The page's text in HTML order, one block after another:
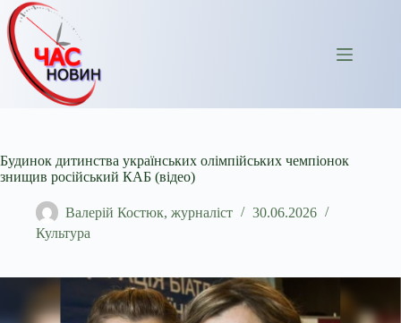
Перейти
до
вмісту
Будинок дитинства українських олімпійських чемпіонок
знищив російський КАБ (відео)
Валерій Костюк, журналіст
30.06.2026
Культура